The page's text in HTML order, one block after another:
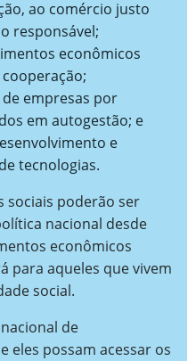
ao comércio justo
responsável;
econômicos
empresas por
em autogestão; e
e
tecnologias.
sociais poderão ser
nacional desde
econômicos
para aqueles que vivem
social.
de
eles possam acessar os